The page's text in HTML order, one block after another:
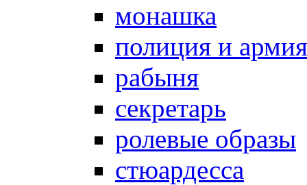
монашка
полиция и армия
рабыня
секретарь
ролевые образы
стюардесса